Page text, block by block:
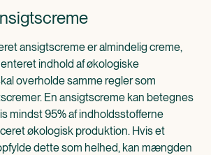
ansigtscreme er almindelig creme,
indhold af økologiske
overholde samme regler som
En ansigtscreme kan betegnes
mindst 95% af indholdsstofferne
økologisk produktion. Hvis et
dette som helhed, kan mængden